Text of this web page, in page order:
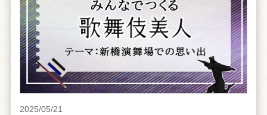
2025/05/21